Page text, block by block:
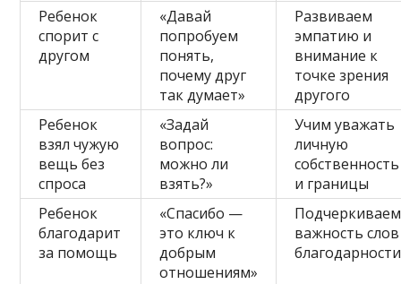
Ребенок
спорит с
другом
«Давай
попробуем
понять,
почему друг
так думает»
Развиваем
эмпатию и
внимание к
точке зрения
другого
Ребенок
взял чужую
вещь без
спроса
«Задай
вопрос:
можно ли
взять?»
Учим уважать
личную
собственность
и границы
Ребенок
благодарит
за помощь
«Спасибо —
это ключ к
добрым
отношениям»
Подчеркиваем
важность слов
благодарности